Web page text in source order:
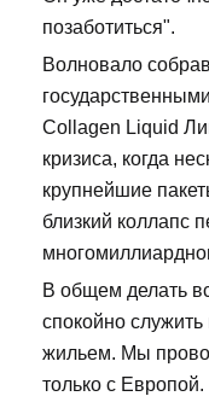
позаботиться".
Волновало
Collagen Liquid
кризиса, когда
крупнейшие
близкий коллапс
В общем делать
спокойно
жильем. Мы
только с